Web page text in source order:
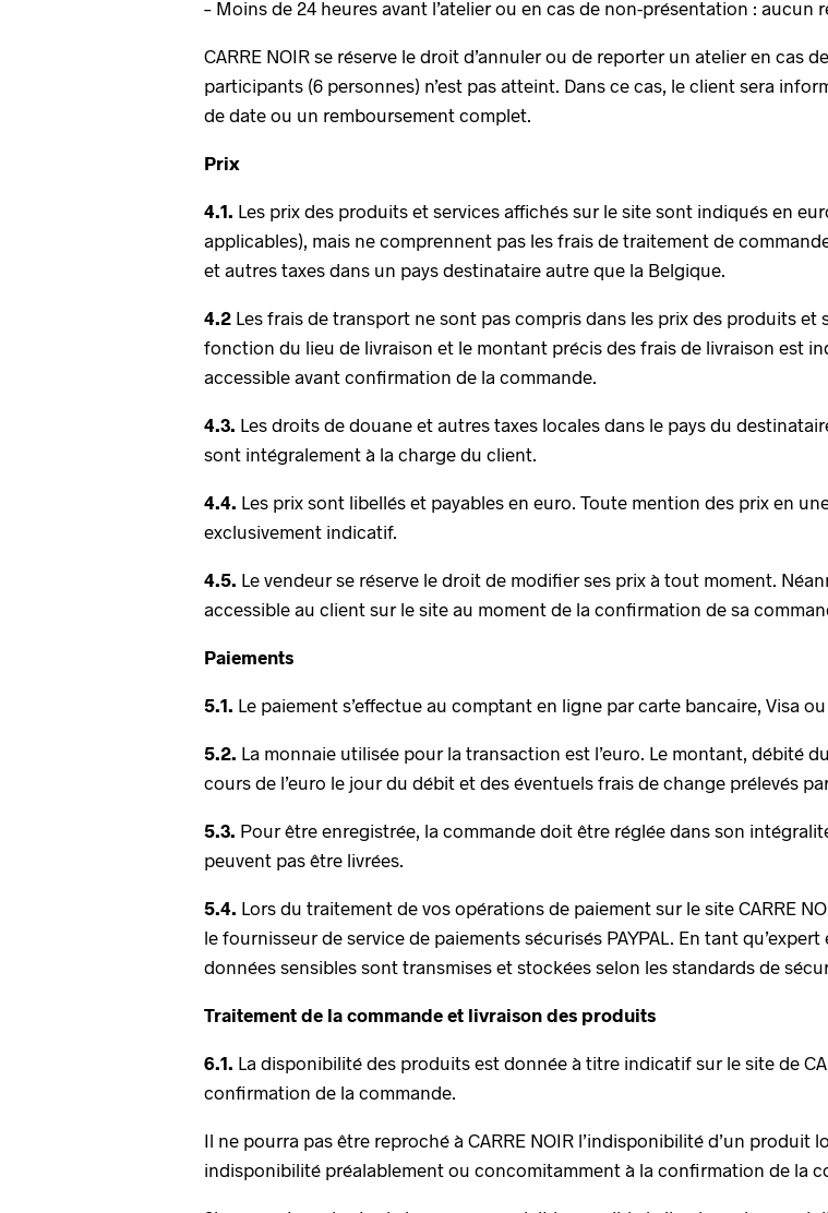
– Moins de 24 heures avant l’atelier ou en cas de non-présentation :
CARRE NOIR se réserve le droit d’annuler ou de reporter un atelier en cas
participants (6 personnes) n’est pas atteint. Dans ce cas, le client sera
de date ou un remboursement complet.
Prix
4.1. Les prix des produits et services affichés sur le site sont indiqués en
applicables), mais ne comprennent pas les frais de traitement de
et autres taxes dans un pays destinataire autre que la Belgique.
4.2 Les frais de transport ne sont pas compris dans les prix des produits
fonction du lieu de livraison et le montant précis des frais de livraison est
accessible avant confirmation de la commande.
4.3. Les droits de douane et autres taxes locales dans le pays du
sont intégralement à la charge du client.
4.4. Les prix sont libellés et payables en euro. Toute mention des prix en
exclusivement indicatif.
4.5. Le vendeur se réserve le droit de modifier ses prix à tout moment.
accessible au client sur le site au moment de la confirmation de sa
Paiements
5.1. Le paiement s’effectue au comptant en ligne par carte bancaire, Visa
5.2. La monnaie utilisée pour la transaction est l’euro. Le montant, débité
cours de l’euro le jour du débit et des éventuels frais de change prélevés
5.3. Pour être enregistrée, la commande doit être réglée dans son
peuvent pas être livrées.
5.4. Lors du traitement de vos opérations de paiement sur le site CARRE
le fournisseur de service de paiements sécurisés PAYPAL. En tant
données sensibles sont transmises et stockées selon les standards de
Traitement de la commande et livraison des produits
6.1. La disponibilité des produits est donnée à titre indicatif sur le site de
confirmation de la commande.
Il ne pourra pas être reproché à CARRE NOIR l’indisponibilité d’un
indisponibilité préalablement ou concomitamment à la confirmation de la